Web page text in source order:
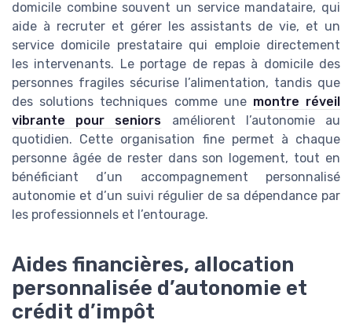
domicile combine souvent un service mandataire, qui
aide à recruter et gérer les assistants de vie, et un
service domicile prestataire qui emploie directement
les intervenants. Le portage de repas à domicile des
personnes fragiles sécurise l’alimentation, tandis que
des solutions techniques comme une montre réveil
vibrante pour seniors améliorent l’autonomie au
quotidien. Cette organisation fine permet à chaque
personne âgée de rester dans son logement, tout en
bénéficiant d’un accompagnement personnalisé
autonomie et d’un suivi régulier de sa dépendance par
les professionnels et l’entourage.
Aides financières, allocation
personnalisée d’autonomie et
crédit d’impôt